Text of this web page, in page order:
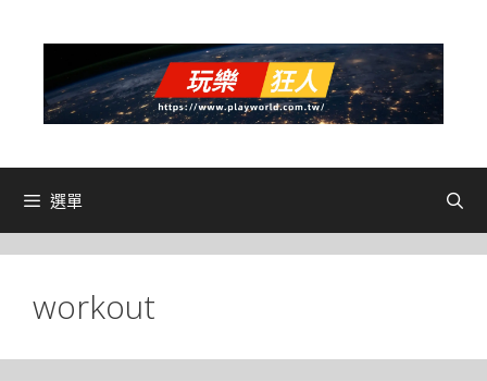
選單
workout